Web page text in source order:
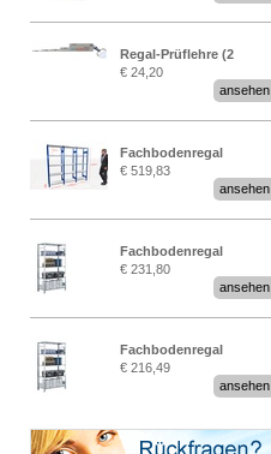
Regal-Prüflehre (2
Stück)
€ 24,20
ansehen
Fachbodenregal
Stecksystem MultiPlus
2,25 Meter breit
€ 519,83
ansehen
Fachbodenregal
Stecksystem MultiPlus
€ 231,80
ansehen
Fachbodenregal
Stecksystem MultiPlus
€ 216,49
ansehen